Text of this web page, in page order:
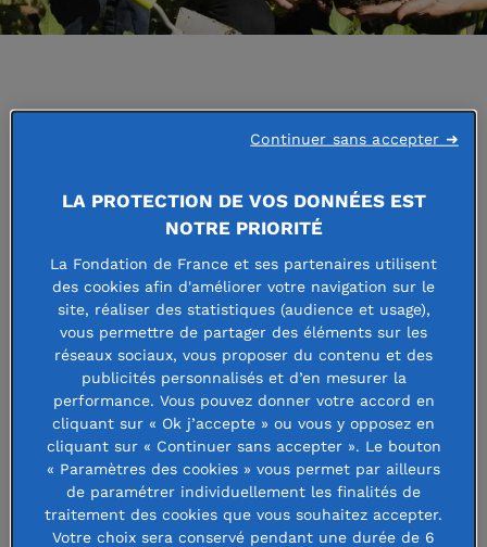
Accueil Appels à projets Fondation de France
Grandir en lien avec la
nature : favoriser le lien
entre l'enfant et le vivant
9 décembre 2024 | Modifié le 6 octobre 2025
La troisième édition de cet appel à
communs avait pour objectif
LA PROTECTION DE VOS DONNÉES EST
NOTRE PRIORITÉ
La Fondation de France et ses partenaires utilisent
des cookies afin d'améliorer votre navigation sur le
site, réaliser des statistiques (audience et usage),
vous permettre de partager des éléments sur les
réseaux sociaux, vous proposer du contenu et des
publicités personnalisés et d’en mesurer la
performance. Vous pouvez donner votre accord en
cliquant sur « Ok j’accepte » ou vous y opposez en
cliquant sur « Continuer sans accepter ». Le bouton
« Paramètres des cookies » vous permet par ailleurs
de paramétrer individuellement les finalités de
traitement des cookies que vous souhaitez accepter.
Votre choix sera conservé pendant une durée de 6
Continuer sans accepter ➜